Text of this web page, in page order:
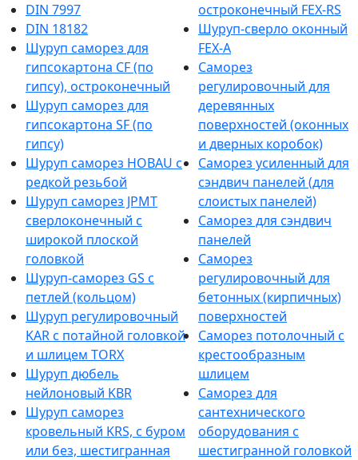
DIN 7997
DIN 18182
Шуруп саморез для
гипсокартона CF (по
гипсу), остроконечный
Шуруп саморез для
гипсокартона SF (по
гипсу)
Шуруп саморез HOBAU с
редкой резьбой
Шуруп саморез JPMT
сверлоконечный с
широкой плоской
головкой
Шуруп-саморез GS с
петлей (кольцом)
Шуруп регулировочный
KAR с потайной головкой
и шлицем TORX
Шуруп дюбель
нейлоновый KBR
Шуруп саморез
кровельный KRS, с буром
или без, шестигранная
остроконечный FEX-RS
Шуруп-сверло оконный
FEX-A
Саморез
регулировочный для
деревянных
поверхностей (оконных
и дверных коробок)
Саморез усиленный для
сэндвич панелей (для
слоистых панелей)
Саморез для сэндвич
панелей
Саморез
регулировочный для
бетонных (кирпичных)
поверхностей
Саморез потолочный с
крестообразным
шлицем
Саморез для
сантехнического
оборудования с
шестигранной головкой